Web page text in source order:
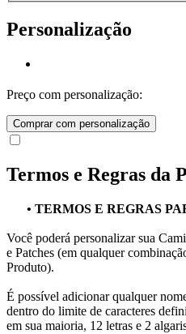
Personalização
Preço com personalização:
Comprar com personalização
Termos e Regras da
• TERMOS E REGRAS
Você poderá personalizar sua
e Patches (em qualquer
Produto).
É possível adicionar qualquer
dentro do limite de caracteres
em sua maioria, 12 letras e 2